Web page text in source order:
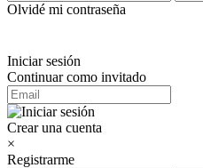
Olvidé mi contraseña
Iniciar sesión
Continuar como invitado
Crear una cuenta
×
Registrarme